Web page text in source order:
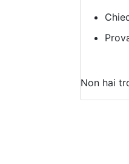
Non hai